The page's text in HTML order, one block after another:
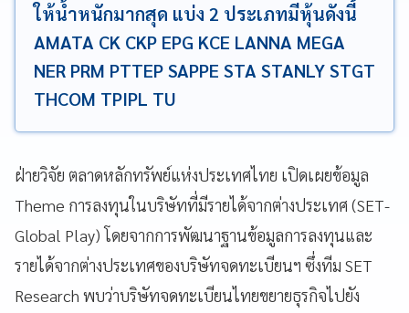
ให้น้ำหนักมากสุด แบ่ง 2 ประเภทมีหุ้นดังนี้
AMATA CK CKP EPG KCE LANNA MEGA
NER PRM PTTEP SAPPE STA STANLY STGT
THCOM TPIPL TU
ฝ่ายวิจัย ตลาดหลักทรัพย์แห่งประเทศไทย เปิดเผยข้อมูล
Theme การลงทุนในบริษัทที่มีรายได้จากต่างประเทศ (SET-
Global Play) โดยจากการพัฒนาฐานข้อมูลการลงทุนและ
รายได้จากต่างประเทศของบริษัทจดทะเบียนฯ ซึ่งทีม SET
Research พบว่าบริษัทจดทะเบียนไทยขยายธุรกิจไปยัง